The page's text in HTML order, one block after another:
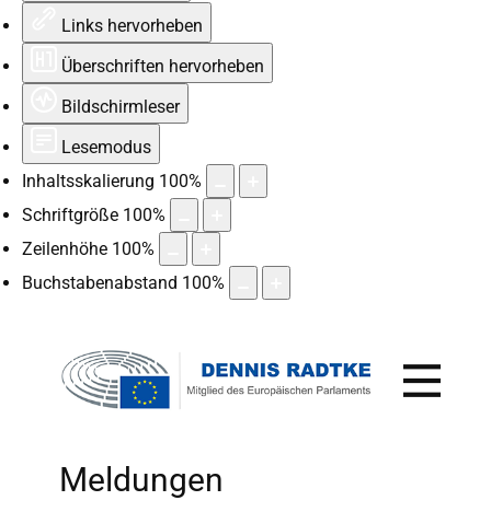
Links hervorheben
Überschriften hervorheben
Bildschirmleser
Lesemodus
Inhaltsskalierung 100%
Schriftgröße 100%
Zeilenhöhe 100%
Buchstabenabstand 100%
Meldungen